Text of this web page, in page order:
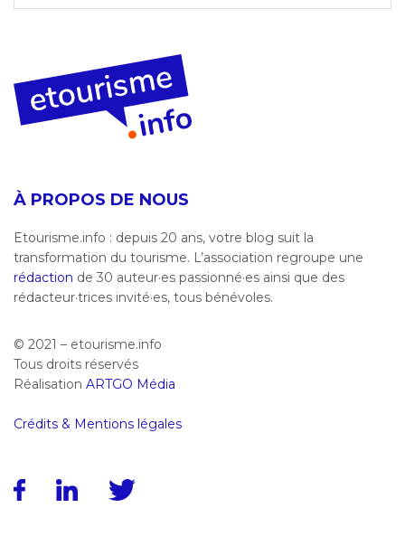
À PROPOS DE NOUS
Etourisme.info : depuis 20 ans, votre blog suit la
transformation du tourisme. L’association regroupe une
rédaction de 30 auteur·es passionné·es ainsi que des
rédacteur·trices invité·es, tous bénévoles.
© 2021 – etourisme.info
Tous droits réservés
Réalisation ARTGO Média
Crédits & Mentions légales